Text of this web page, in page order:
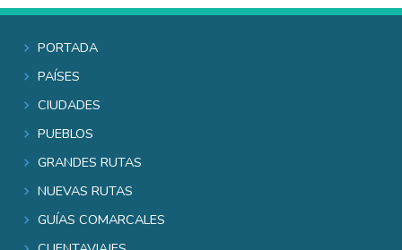
Portada
Países
Ciudades
Pueblos
Grandes rutas
Nuevas rutas
Guías comarcales